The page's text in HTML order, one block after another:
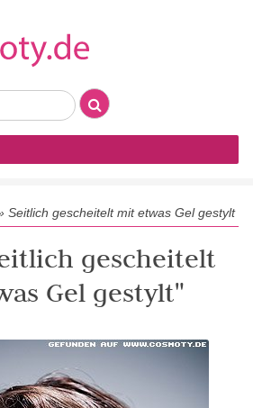
Seitlich gescheitelt mit etwas Gel gestylt
gescheitelt
Gel gestylt"